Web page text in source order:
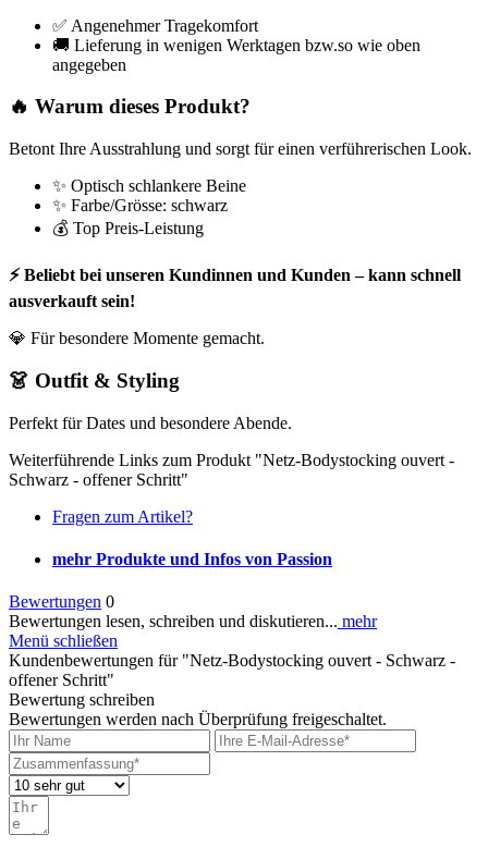
✅ Angenehmer Tragekomfort
🚚 Lieferung in wenigen Werktagen bzw.so wie oben
angegeben
🔥 Warum dieses Produkt?
Betont Ihre Ausstrahlung und sorgt für einen verführerischen Look.
✨ Optisch schlankere Beine
✨ Farbe/Grösse: schwarz
💰 Top Preis-Leistung
⚡ Beliebt bei unseren Kundinnen und Kunden – kann schnell
ausverkauft sein!
💎 Für besondere Momente gemacht.
👗 Outfit & Styling
Perfekt für Dates und besondere Abende.
Weiterführende Links zum Produkt "Netz-Bodystocking ouvert -
Schwarz - offener Schritt"
Fragen zum Artikel?
mehr Produkte und Infos von Passion
Bewertungen 0
Bewertungen lesen, schreiben und diskutieren... mehr
Menü schließen
Kundenbewertungen für "Netz-Bodystocking ouvert - Schwarz -
offener Schritt"
Bewertung schreiben
Bewertungen werden nach Überprüfung freigeschaltet.